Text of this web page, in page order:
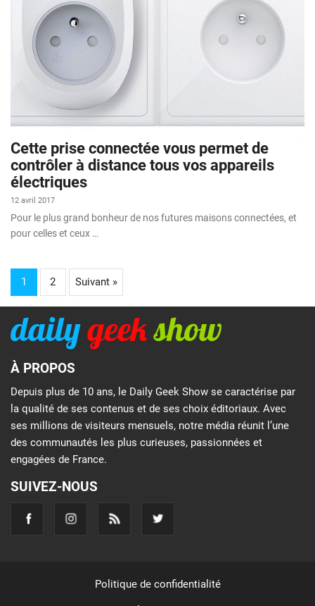
Cette prise connectée vous permet de
contrôler à distance tous vos appareils
électriques
12 avril 2017
Pour le plus grand bonheur de nos futures maisons connectées, et
pour celles et ceux …
1 2 Suivant »
À PROPOS
Depuis plus de 10 ans, le Daily Geek Show se caractérise par
la qualité de ses contenus et de ses choix éditoriaux. Avec
ses millions de visiteurs mensuels, notre média réunit l’une
des communautés les plus curieuses, passionnées et
engagées de France.
SUIVEZ-NOUS
Politique de confidentialité